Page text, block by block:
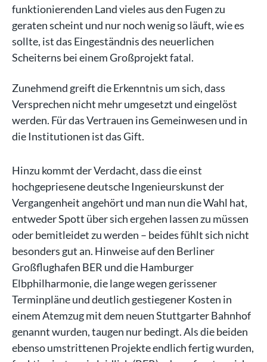
funktionierenden Land vieles aus den Fugen zu
geraten scheint und nur noch wenig so läuft, wie es
sollte, ist das Eingeständnis des neuerlichen
Scheiterns bei einem Großprojekt fatal.
Zunehmend greift die Erkenntnis um sich, dass
Versprechen nicht mehr umgesetzt und eingelöst
werden. Für das Vertrauen ins Gemeinwesen und in
die Institutionen ist das Gift.
Hinzu kommt der Verdacht, dass die einst
hochgepriesene deutsche Ingenieurskunst der
Vergangenheit angehört und man nun die Wahl hat,
entweder Spott über sich ergehen lassen zu müssen
oder bemitleidet zu werden – beides fühlt sich nicht
besonders gut an. Hinweise auf den Berliner
Großflughafen BER und die Hamburger
Elbphilharmonie, die lange wegen gerissener
Terminpläne und deutlich gestiegener Kosten in
einem Atemzug mit dem neuen Stuttgarter Bahnhof
genannt wurden, taugen nur bedingt. Als die beiden
ebenso umstrittenen Projekte endlich fertig wurden,